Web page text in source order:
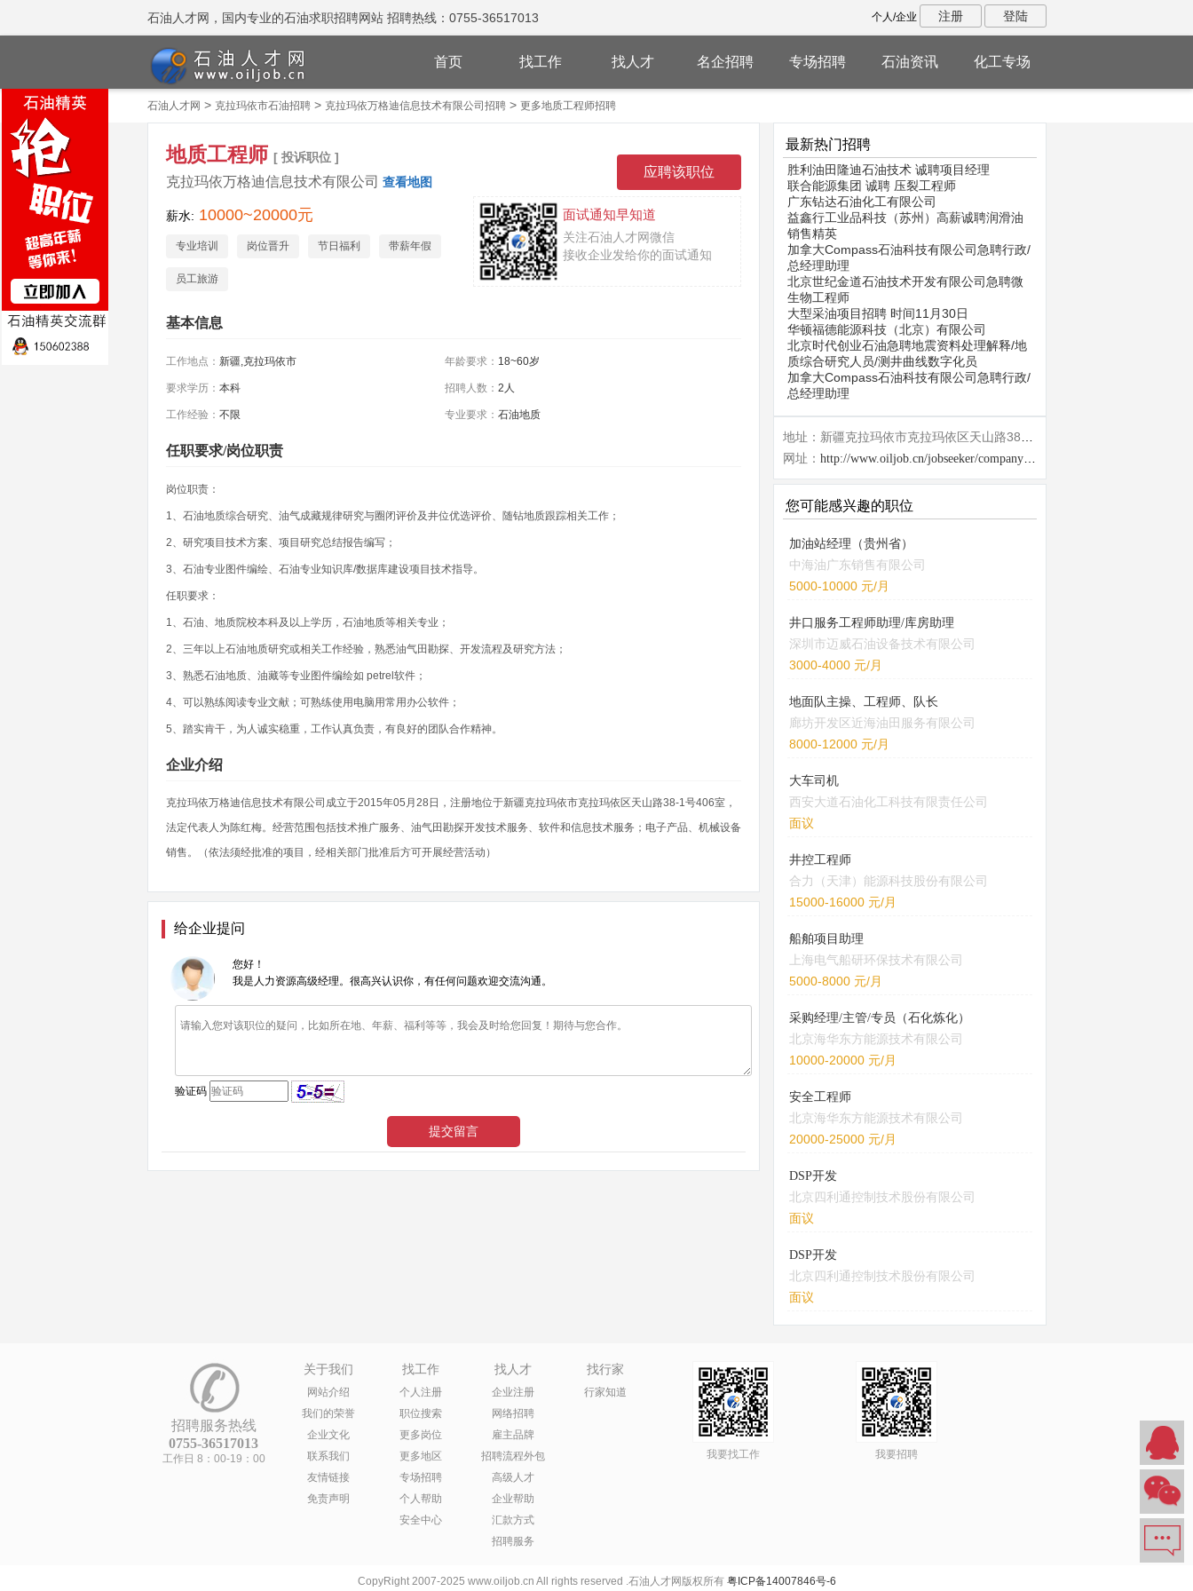
石油人才网，国内专业的石油求职招聘网站 招聘热线：0755-36517013 个人/企业 注册 登陆
首页 找工作 找人才 名企招聘 专场招聘 石油资讯 化工专场
石油人才网 > 克拉玛依市石油招聘> 克拉玛依万格迪信息技术有限公司招聘> 更多地质工程师招聘
地质工程师 [ 投诉职位 ]
克拉玛依万格迪信息技术有限公司 查看地图
薪水: 10000~20000元 面试通知早知道
关注石油人才网微信
接收企业发给你的面试通知
专业培训 岗位晋升 节日福利 带薪年假
员工旅游
基本信息
工作地点： 新疆,克拉玛依市 年龄要求： 18~60岁
要求学历： 本科 招聘人数： 2人
工作经验： 不限 专业要求： 石油地质
任职要求/岗位职责
岗位职责：
1、石油地质综合研究、油气成藏规律研究与圈闭评价及井位优选评价、随钻地质跟踪相关工作；
2、研究项目技术方案、项目研究总结报告编写；
3、石油专业图件编绘、石油专业知识库/数据库建设项目技术指导。
任职要求：
1、石油、地质院校本科及以上学历，石油地质等相关专业；
2、三年以上石油地质研究或相关工作经验，熟悉油气田勘探、开发流程及研究方法；
3、熟悉石油地质、油藏等专业图件编绘如 petrel软件；
4、可以熟练阅读专业文献；可熟练使用电脑用常用办公软件；
5、踏实肯干，为人诚实稳重，工作认真负责，有良好的团队合作精神。
企业介绍
克拉玛依万格迪信息技术有限公司成立于2015年05月28日，注册地位于新疆克拉玛依市克拉玛依区天山路38-1号406室，
法定代表人为陈红梅。经营范围包括技术推广服务、油气田勘探开发技术服务、软件和信息技术服务；电子产品、机械设备
销售。（依法须经批准的项目，经相关部门批准后方可开展经营活动）
给企业提问
您好！
我是人力资源高级经理。很高兴认识你，有任何问题欢迎交流沟通。
验证码
最新热门招聘
胜利油田隆迪石油技术 诚聘项目经理
联合能源集团 诚聘 压裂工程师
广东钻达石油化工有限公司
益鑫行工业品科技（苏州）高薪诚聘润滑油
销售精英
加拿大Compass石油科技有限公司急聘行政/
总经理助理
北京世纪金道石油技术开发有限公司急聘微
生物工程师
大型采油项目招聘 时间11月30日
华顿福德能源科技（北京）有限公司
北京时代创业石油急聘地震资料处理解释/地
质综合研究人员/测井曲线数字化员
加拿大Compass石油科技有限公司急聘行政/
总经理助理
网址： http://www.oiljob.cn/jobseeker/company/27202.html
您可能感兴趣的职位
加油站经理（贵州省）
中海油广东销售有限公司
5000-10000 元/月
井口服务工程师助理/库房助理
深圳市迈威石油设备技术有限公司
3000-4000 元/月
地面队主操、工程师、队长
廊坊开发区近海油田服务有限公司
8000-12000 元/月
大车司机
西安大道石油化工科技有限责任公司
面议
井控工程师
合力（天津）能源科技股份有限公司
15000-16000 元/月
船舶项目助理
上海电气船研环保技术有限公司
5000-8000 元/月
采购经理/主管/专员（石化炼化）
北京海华东方能源技术有限公司
10000-20000 元/月
安全工程师
北京海华东方能源技术有限公司
20000-25000 元/月
DSP开发
北京四利通控制技术股份有限公司
面议
DSP开发
北京四利通控制技术股份有限公司
面议
招聘服务热线
0755-36517013
工作日 8：00-19：00
关于我们
网站介绍
我们的荣誉
企业文化
联系我们
友情链接
免责声明
找工作
个人注册
职位搜索
更多岗位
更多地区
专场招聘
个人帮助
安全中心
找人才
企业注册
网络招聘
雇主品牌
招聘流程外包
高级人才
企业帮助
汇款方式
招聘服务
找行家
行家知道
我要找工作 我要招聘
CopyRight 2007-2025 www.oiljob.cn All rights reserved .石油人才网版权所有 粤ICP备14007846号-6